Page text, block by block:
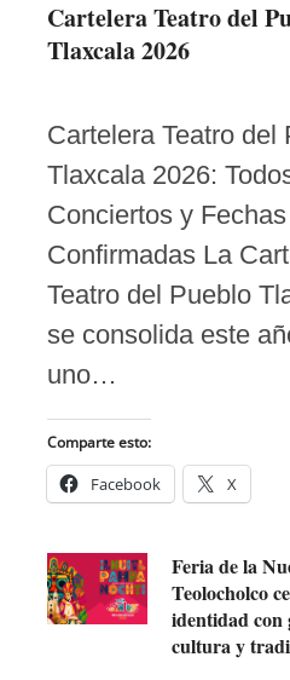
Cartelera Teatro del
Tlaxcala 2026
Cartelera Teatro del
Tlaxcala 2026:
Conciertos y Fechas
Confirmadas La
Teatro del Pueblo
se consolida este
uno…
Comparte esto:
Facebook X
Feria de la
Teolocholco
identidad con
cultura y